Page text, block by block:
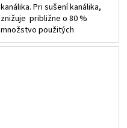
kanálika. Pri sušení kanálika,
znižuje približne o 80 %
množstvo použitých
papierových čapov, čím